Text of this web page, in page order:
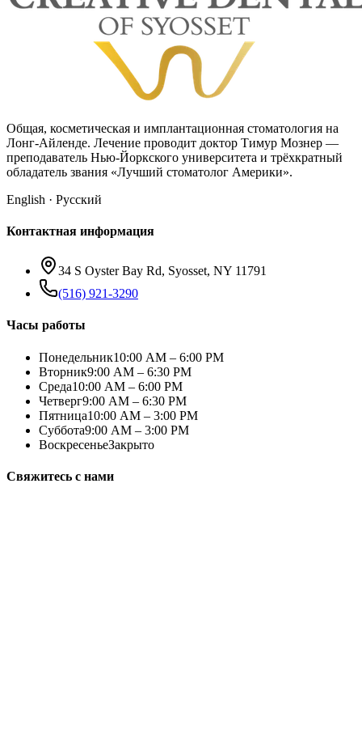
Общая, косметическая и имплантационная стоматология на
Лонг-Айленде. Лечение проводит доктор Тимур Мознер —
преподаватель Нью-Йоркского университета и трёхкратный
обладатель звания «Лучший стоматолог Америки».
English · Русский
Контактная информация
34 S Oyster Bay Rd, Syosset, NY 11791
(516) 921-3290
Часы работы
Понедельник10:00 AM – 6:00 PM
Вторник9:00 AM – 6:30 PM
Среда10:00 AM – 6:00 PM
Четверг9:00 AM – 6:30 PM
Пятница10:00 AM – 3:00 PM
Суббота9:00 AM – 3:00 PM
ВоскресеньеЗакрыто
Свяжитесь с нами